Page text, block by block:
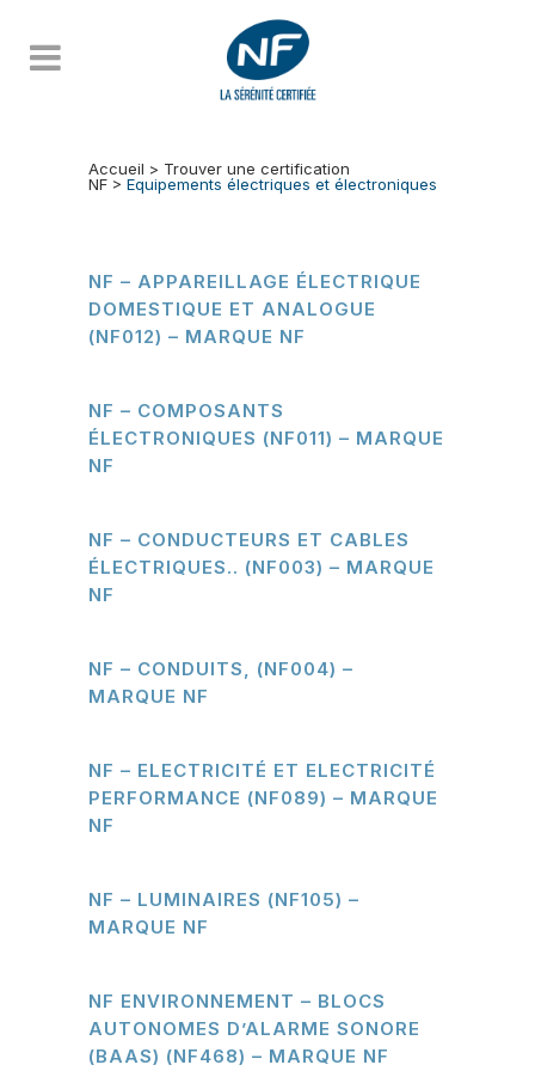
Accueil > Trouver une certification
NF > Equipements électriques et électroniques
NF – APPAREILLAGE ÉLECTRIQUE
DOMESTIQUE ET ANALOGUE
(NF012) – MARQUE NF
NF – COMPOSANTS
ÉLECTRONIQUES (NF011) – MARQUE
NF
NF – CONDUCTEURS ET CABLES
ÉLECTRIQUES.. (NF003) – MARQUE
NF
NF – CONDUITS, (NF004) –
MARQUE NF
NF – ELECTRICITÉ ET ELECTRICITÉ
PERFORMANCE (NF089) – MARQUE
NF
NF – LUMINAIRES (NF105) –
MARQUE NF
NF ENVIRONNEMENT – BLOCS
AUTONOMES D’ALARME SONORE
(BAAS) (NF468) – MARQUE NF